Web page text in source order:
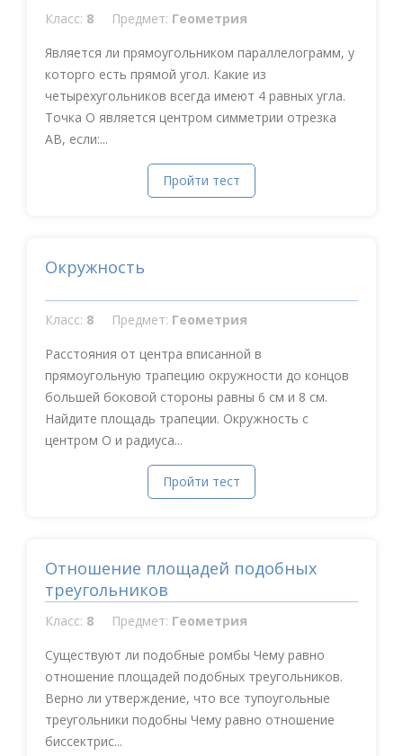
Класс: 8 Предмет: Геометрия
Является ли прямоугольником параллелограмм, у
которго есть прямой угол. Какие из
четырехугольников всегда имеют 4 равных угла.
Точка О является центром симметрии отрезка
АВ, если:...
Пройти тест
Окружность
Класс: 8 Предмет: Геометрия
Расстояния от центра вписанной в
прямоугольную трапецию окружности до концов
большей боковой стороны равны 6 см и 8 см.
Найдите площадь трапеции. Окружность с
центром О и радиуса...
Пройти тест
Отношение площадей подобных
треугольников
Класс: 8 Предмет: Геометрия
Существуют ли подобные ромбы Чему равно
отношение площадей подобных треугольников.
Верно ли утверждение, что все тупоугольные
треугольники подобны Чему равно отношение
биссектрис...